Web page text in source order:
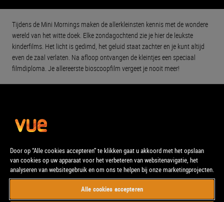
Tijdens de Mini Mornings maken de allerkleinsten kennis met de wondere
wereld van het witte doek. Elke zondagochtend zie je hier de leukste
kinderfilms. Het licht is gedimd, het geluid staat zachter en je kunt altijd
even de zaal verlaten. Na afloop ontvangen de kleintjes een speciaal
filmdiploma. Je allereerste bioscoopfilm vergeet je nooit meer!
© Vue. Alle rechten voorbehouden.
Door op “Alle cookies accepteren” te klikken gaat u akkoord met het opslaan
van cookies op uw apparaat voor het verbeteren van websitenavigatie, het
analyseren van websitegebruik en om ons te helpen bij onze marketingprojecten.
Alle cookies accepteren